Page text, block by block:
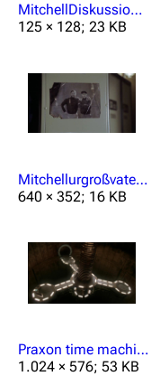
MitchellDiskussion1.png
125 × 128; 23 KB
Mitchellurgroßvater.jpg
640 × 352; 16 KB
Praxon time machine.jpg
1.024 × 576; 53 KB